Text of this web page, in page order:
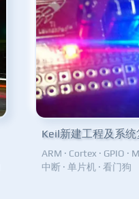
Keil新建工程及系统
ARM · Cortex · GPIO ·
中断· 单片机· 看门狗